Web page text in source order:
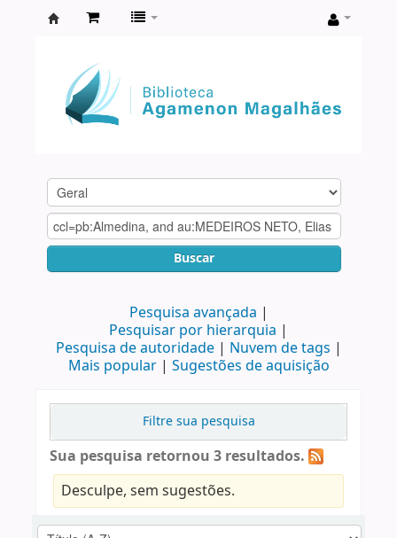
Agamenon
Magalhães
Buscar
Pesquisa avançada
Pesquisar por hierarquia
Pesquisa de autoridade
Nuvem de tags
Mais popular
Sugestões de aquisição
Filtre sua pesquisa
Sua pesquisa retornou 3 resultados.
Desculpe, sem sugestões.